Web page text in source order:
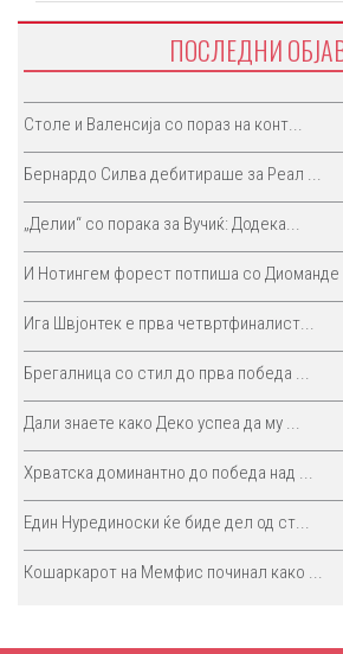
ПОСЛЕДНИ
Столе и Валенсија со пораз на конт...
Бернардо Силва дебитираше за Реал ...
„Делии“ со порака за Вучиќ: Додека...
И Нотингем форест потпиша со Диоманде
Ига Швјонтек е прва четвртфиналист...
Брегалница со стил до прва победа ...
Дали знаете како Деко успеа да му ...
Хрватска доминантно до победа над ...
Един Нурединоски ќе биде дел од ст...
Кошаркарот на Мемфис починал како ...